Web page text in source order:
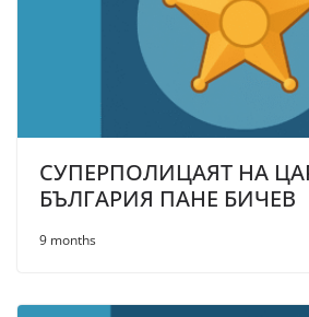
СУПЕРПОЛИЦАЯТ НА
БЪЛГАРИЯ ПАНЕ БИЧЕВ
9 months